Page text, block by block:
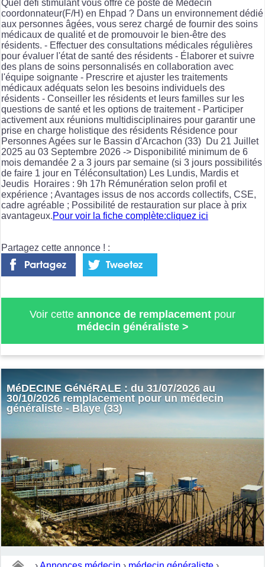
Quel défi stimulant vous offre ce poste de Médecin
coordonnateur(F/H) en Ehpad ? Dans un environnement dédié
aux personnes âgées, vous serez chargé de fournir des soins
médicaux de qualité et de promouvoir le bien-être des
résidents. - Effectuer des consultations médicales régulières
pour évaluer l'état de santé des résidents - Élaborer et suivre
des plans de soins personnalisés en collaboration avec
l'équipe soignante - Prescrire et ajuster les traitements
médicaux adéquats selon les besoins individuels des
résidents - Conseiller les résidents et leurs familles sur les
questions de santé et les options de traitement - Participer
activement aux réunions multidisciplinaires pour garantir une
prise en charge holistique des résidents Résidence pour
Personnes Agées sur le Bassin d'Arcachon (33) Du 21 Juillet
2025 au 03 Septembre 2026 -> Disponibilité minimum de 6
mois demandée 2 a 3 jours par semaine (si 3 jours possibilités
de faire 1 jour en Téléconsultation) Les Lundis, Mardis et
Jeudis Horaires : 9h 17h Rémunération selon profil et
expérience ; Avantages issus de nos accords collectifs, CSE,
cadre agréable ; Possibilité de restauration sur place à prix
avantageux.Pour voir la fiche complète:cliquez ici
Partagez cette annonce ! :
Voir cette annonce de remplacement pour
médecin généraliste>
MéDECINE GéNéRALE : du 31/07/2026 au
30/10/2026 remplacement pour un médecin
généraliste - Blaye (33)